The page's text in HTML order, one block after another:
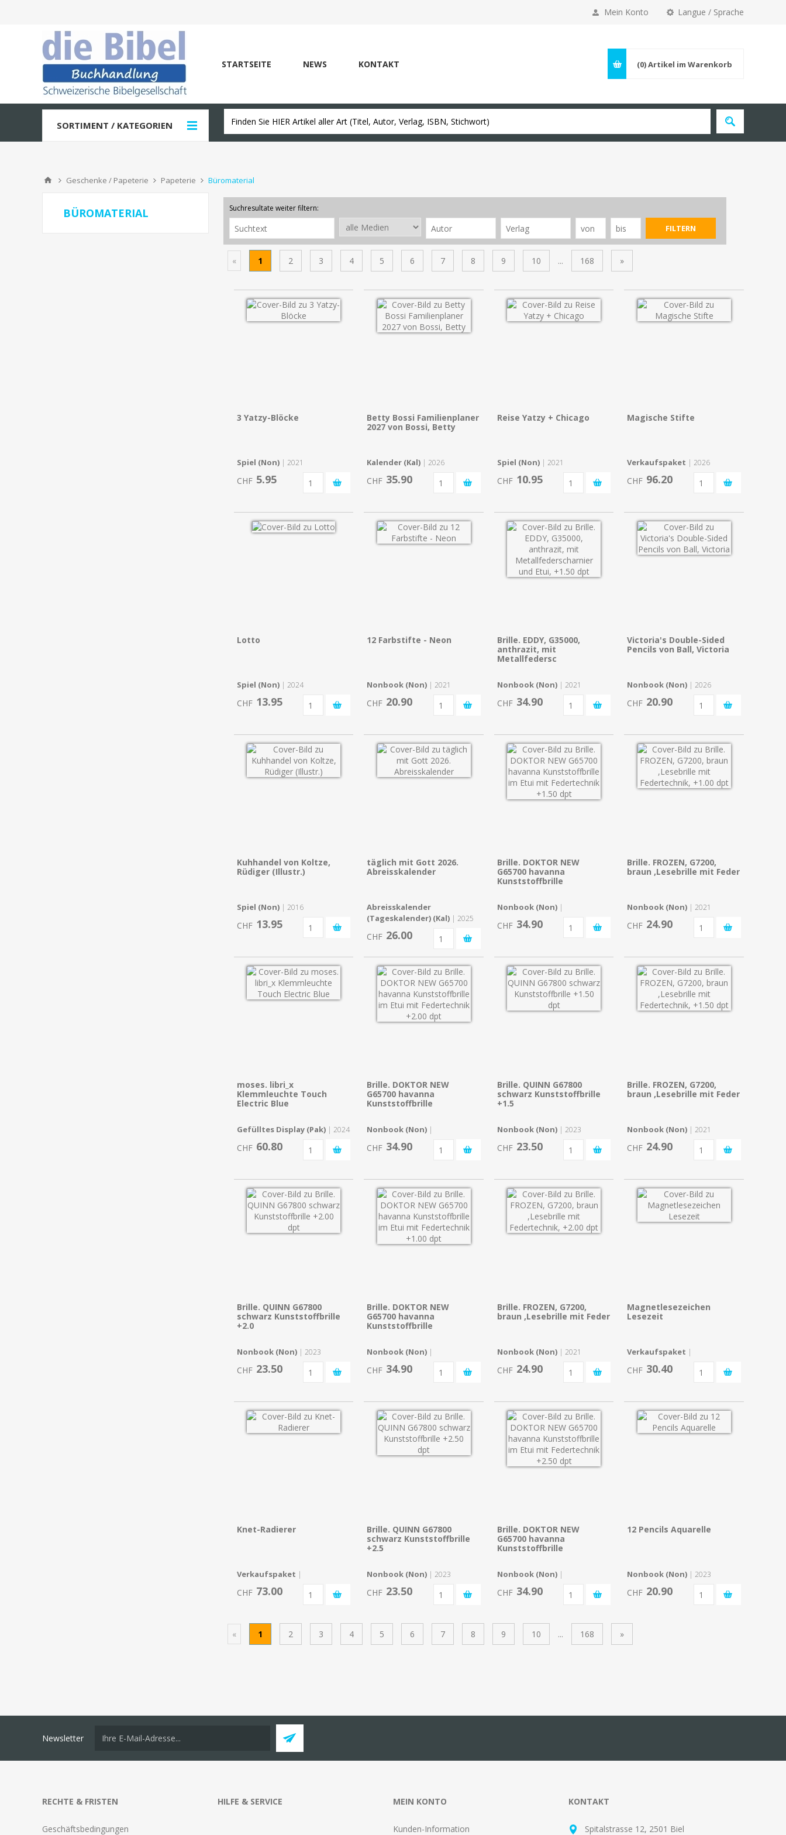
Langue / Sprache
Mein Konto
STARTSEITE NEWS KONTAKT (0)Artikel im Warenkorb
SORTIMENT / KATEGORIEN
Geschenke / Papeterie Papeterie Büromaterial
Suchresultate weiter filtern:
« 1 2 3 4 5 6 7 8 9 10 ... 168 »
3 Yatzy-Blöcke
Spiel (Non)| 2021
CHF 5.95
Betty Bossi Familienplaner
2027 von Bossi, Betty
Kalender (Kal) | 2026
CHF 35.90
Reise Yatzy + Chicago
Spiel (Non)| 2021
CHF 10.95
Magische Stifte
Verkaufspaket | 2026
CHF 96.20
Lotto
Spiel (Non)| 2024
CHF 13.95
12 Farbstifte - Neon
Nonbook (Non) | 2021
CHF 20.90
Brille. EDDY, G35000,
anthrazit, mit
Metallfedersc
Nonbook (Non)| 2021
CHF 34.90
Victoria's Double-Sided
Pencils von Ball, Victoria
Nonbook (Non) | 2026
CHF 20.90
Kuhhandel von Koltze,
Rüdiger (Illustr.)
Spiel (Non)| 2016
CHF 13.95
täglich mit Gott 2026.
Abreisskalender
Abreisskalender
(Tageskalender) (Kal) | 2025
CHF 26.00
Brille. DOKTOR NEW
G65700 havanna
Kunststoffbrille
Nonbook (Non)|
CHF 34.90
Brille. FROZEN, G7200,
braun ,Lesebrille mit Feder
Nonbook (Non) | 2021
CHF 24.90
moses. libri_x
Klemmleuchte Touch
Electric Blue
Gefülltes Display (Pak)| 2024
CHF 60.80
Brille. DOKTOR NEW
G65700 havanna
Kunststoffbrille
Nonbook (Non) |
CHF 34.90
Brille. QUINN G67800
schwarz Kunststoffbrille
+1.5
Nonbook (Non)| 2023
CHF 23.50
Brille. FROZEN, G7200,
braun ,Lesebrille mit Feder
Nonbook (Non) | 2021
CHF 24.90
Brille. QUINN G67800
schwarz Kunststoffbrille
+2.0
Nonbook (Non)| 2023
CHF 23.50
Brille. DOKTOR NEW
G65700 havanna
Kunststoffbrille
Nonbook (Non) |
CHF 34.90
Brille. FROZEN, G7200,
braun ,Lesebrille mit Feder
Nonbook (Non)| 2021
CHF 24.90
Magnetlesezeichen
Lesezeit
Verkaufspaket |
CHF 30.40
Knet-Radierer
Verkaufspaket |
CHF 73.00
Brille. QUINN G67800
schwarz Kunststoffbrille
+2.5
Nonbook (Non) | 2023
CHF 23.50
Brille. DOKTOR NEW
G65700 havanna
Kunststoffbrille
Nonbook (Non)|
CHF 34.90
12 Pencils Aquarelle
Nonbook (Non) | 2023
CHF 20.90
« 1 2 3 4 5 6 7 8 9 10 ... 168 »
BÜROMATERIAL
Newsletter
RECHTE & FRISTEN
Geschäftsbedingungen
HILFE & SERVICE MEIN KONTO
Kunden-Information
KONTAKT
Spitalstrasse 12, 2501 Biel